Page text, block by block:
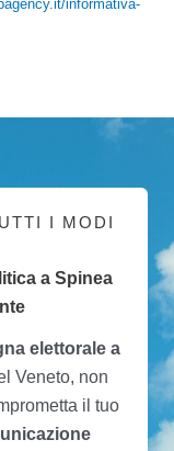
informativa-
I MODI
a Spinea
elettorale a
Veneto, non
il tuo